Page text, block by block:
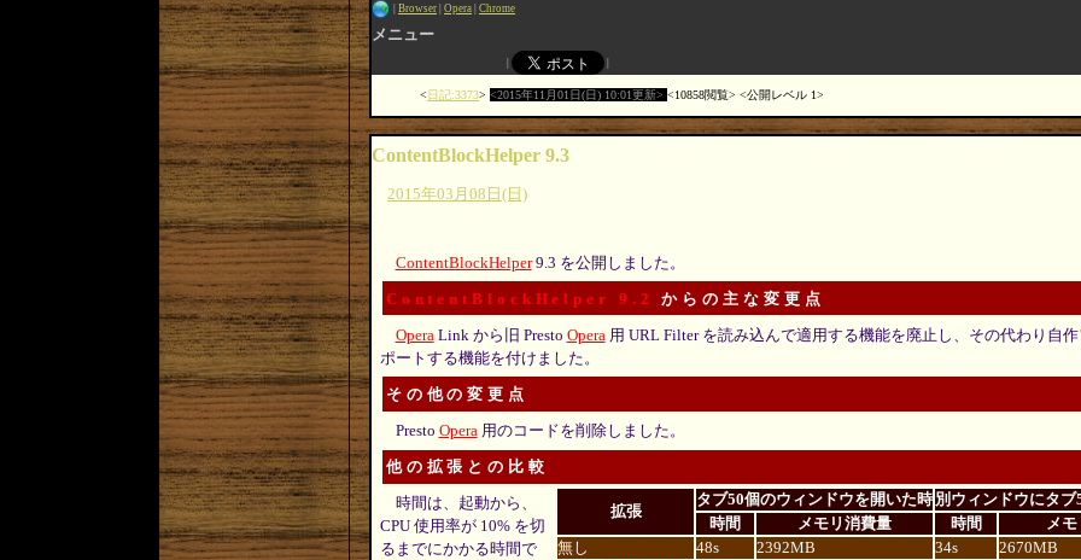
Browser Opera Chrome
メニュー
日記:3373 2015年11月01日(日) 10:01更新 10858閲覧 公開レベル 1
ContentBlockHelper 9.3
2015年03月08日(日)
ContentBlockHelper9.3 を公開しました。
ContentBlockHelper 9.2 からの主な変更点
Opera Link から旧 Presto Opera 用 URL Filter を読み込んで適用する機能を廃止し、その代わり自
ポートする機能を付けました。
その他の変更点
Presto Opera用のコードを削除しました。
他の拡張との比較
拡張
タブ50個のウィンドウを開いた時 別ウィンドウにタ
時間
メモリ消費量 時間
メ
無し
48s 2392MB 34s
2670MB
時間は、起動から、
CPU 使用率が 10% を切
るまでにかかる時間で